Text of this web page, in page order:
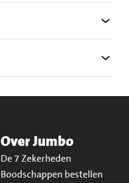
Over Jumbo
De 7 Zekerheden
Boodschappen bestellen